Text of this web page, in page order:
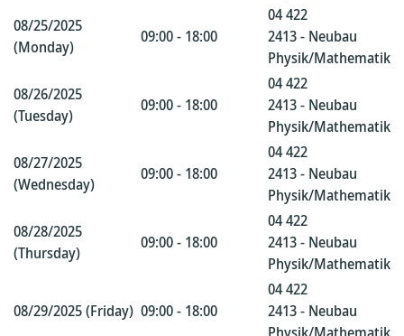
08/25/2025
(Monday)
09:00 - 18:00
04 422
2413 - Neubau
Physik/Mathematik
08/26/2025
(Tuesday)
09:00 - 18:00
04 422
2413 - Neubau
Physik/Mathematik
08/27/2025
(Wednesday)
09:00 - 18:00
04 422
2413 - Neubau
Physik/Mathematik
08/28/2025
(Thursday)
09:00 - 18:00
04 422
2413 - Neubau
Physik/Mathematik
08/29/2025 (Friday) 09:00 - 18:00
04 422
2413 - Neubau